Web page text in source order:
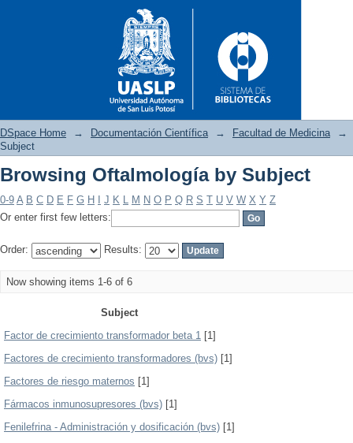
Browsing Oftalmología by
DSpace Home → Documentación Científica → Facultad de Medicina
→
Subject
Browsing Oftalmología by Subject
0-9 A B C D E F G H J K L M N O P Q R S T U V W X Y Z
Or enter first few letters:
Order: Results:
Now showing items 1-6 of 6
Subject
Factor de crecimiento transformador beta 1 [1]
Factores de crecimiento transformadores (bvs) [1]
Factores de riesgo maternos [1]
Fármacos inmunosupresores (bvs) [1]
Fenilefrina - Administración y dosificación (bvs) [1]